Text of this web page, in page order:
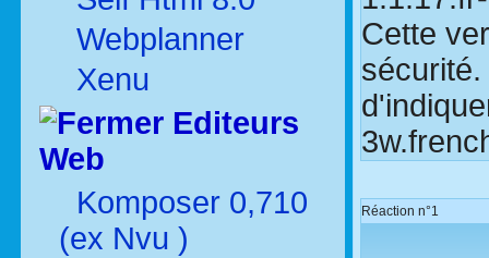
Webplanner
Xenu
Editeurs
Web
Komposer 0,710
(ex Nvu )
Cette
Réaction n°1